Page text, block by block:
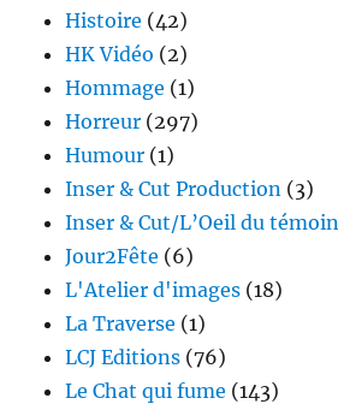
Histoire (42)
HK Vidéo (2)
Hommage (1)
Horreur (297)
Humour (1)
Inser & Cut Production (3)
Inser & Cut/L’Oeil du témoin
Jour2Fête (6)
L'Atelier d'images (18)
La Traverse (1)
LCJ Editions (76)
Le Chat qui fume (143)